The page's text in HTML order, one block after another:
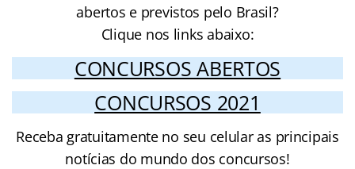
abertos e previstos pelo Brasil?
Clique nos links abaixo:
CONCURSOS ABERTOS
CONCURSOS 2021
Receba gratuitamente no seu celular as principais
notícias do mundo dos concursos!